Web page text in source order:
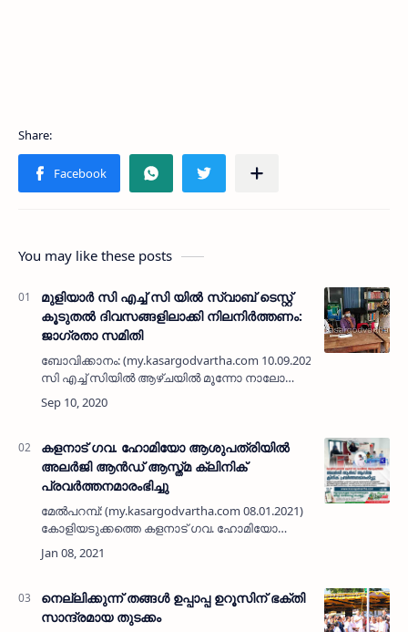
You may like these posts
മുളിയാർ സി എച്ച് സി യിൽ സ്വാബ് ടെസ്റ്റ്
കൂടുതൽ ദിവസങ്ങളിലാക്കി നിലനിർത്തണം:
ജാഗ്രതാ സമിതി
ബോവിക്കാനം: (my.kasargodvartha.com 10.09.2020) മുളിയാർ
സി എച്ച് സിയിൽ ആഴ്ചയിൽ മൂന്നോ നാലോ
സംവിധാനം ഏർപ്പെടുത്തി പഞ്ചായത്ത് പരി…
കളനാട് ഗവ. ഹോമിയോ ആശുപത്രിയില്‍
അലര്‍ജി ആൻഡ് ആസ്ത്മ ക്ലിനിക്
പ്രവർത്തനമാരംഭിച്ചു
മേൽപറമ്പ്: (my.kasargodvartha.com 08.01.2021)
കോളിയടുക്കത്തെ കളനാട് ഗവ. ഹോമിയോ
ക്ലിനിക് പ്രവർത്തനമാരംഭിച്ചു. സംസ്ഥാന
നെല്ലിക്കുന്ന് തങ്ങള്‍ ഉപ്പാപ്പ ഉറൂസിന് ഭക്തി
സാന്ദ്രമായ തുടക്കം